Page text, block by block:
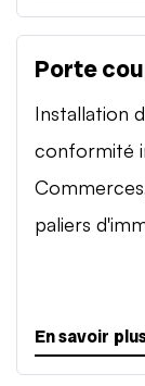
Porte
Installation
conformité
paliers
En savoir